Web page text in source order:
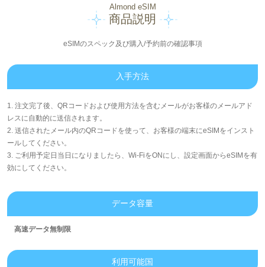
Almond eSIM
商品説明
eSIMのスペック及び購入/予約前の確認事項
入手方法
1. 注文完了後、QRコードおよび使用方法を含むメールがお客様のメールアド
レスに自動的に送信されます。
2. 送信されたメール内のQRコードを使って、お客様の端末にeSIMをインスト
ールしてください。
3. ご利用予定日当日になりましたら、Wi-FiをONにし、設定画面からeSIMを有
効にしてください。
データ容量
高速データ無制限
利用可能国